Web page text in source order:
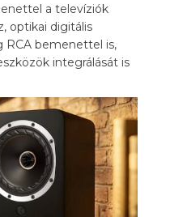
a televíziók
optikai digitális
RCA bemenettel is,
integrálását is